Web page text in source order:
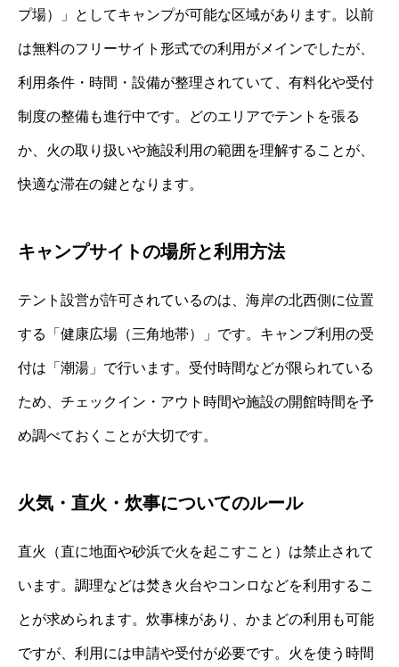
プ場）」としてキャンプが可能な区域があります。以前
は無料のフリーサイト形式での利用がメインでしたが、
利用条件・時間・設備が整理されていて、有料化や受付
制度の整備も進行中です。どのエリアでテントを張る
か、火の取り扱いや施設利用の範囲を理解することが、
快適な滞在の鍵となります。
キャンプサイトの場所と利用方法
テント設営が許可されているのは、海岸の北西側に位置
する「健康広場（三角地帯）」です。キャンプ利用の受
付は「潮湯」で行います。受付時間などが限られている
ため、チェックイン・アウト時間や施設の開館時間を予
め調べておくことが大切です。
火気・直火・炊事についてのルール
直火（直に地面や砂浜で火を起こすこと）は禁止されて
います。調理などは焚き火台やコンロなどを利用するこ
とが求められます。炊事棟があり、かまどの利用も可能
ですが、利用には申請や受付が必要です。火を使う時間